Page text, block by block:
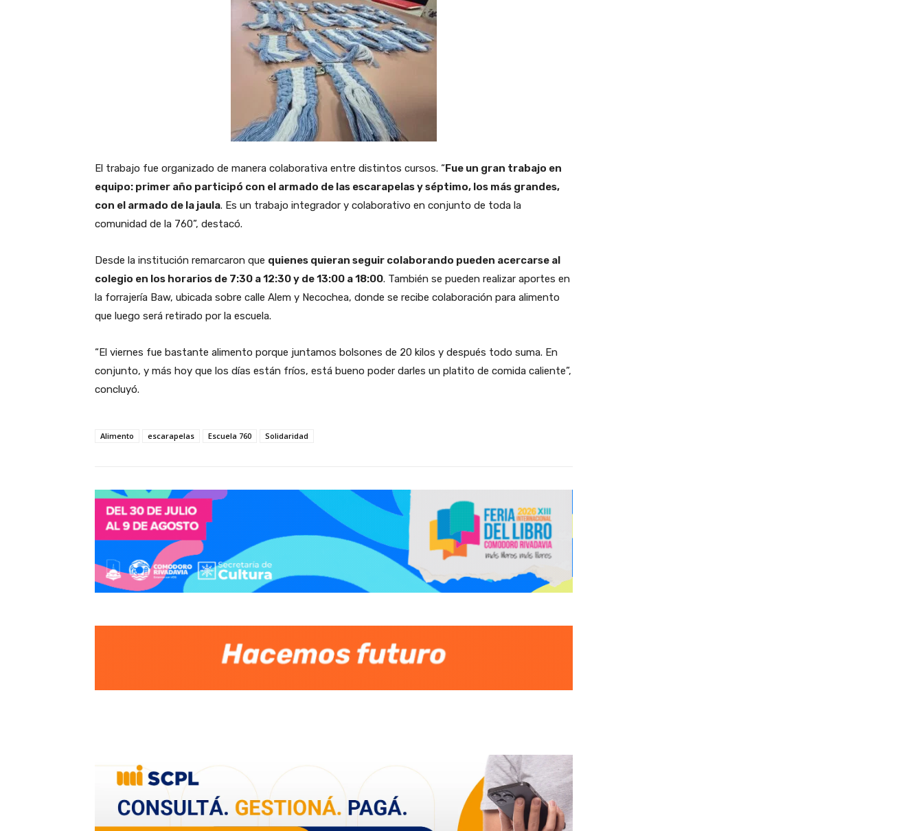
El trabajo fue organizado de manera colaborativa entre distintos cursos. “Fue un gran trabajo en
equipo: primer año participó con el armado de las escarapelas y séptimo, los más grandes,
con el armado de la jaula. Es un trabajo integrador y colaborativo en conjunto de toda la
comunidad de la 760”, destacó.
Desde la institución remarcaron que quienes quieran seguir colaborando pueden acercarse al
colegio en los horarios de 7:30 a 12:30 y de 13:00 a 18:00. También se pueden realizar aportes en
la forrajería Baw, ubicada sobre calle Alem y Necochea, donde se recibe colaboración para alimento
que luego será retirado por la escuela.
“El viernes fue bastante alimento porque juntamos bolsones de 20 kilos y después todo suma. En
conjunto, y más hoy que los días están fríos, está bueno poder darles un platito de comida caliente”,
concluyó.
Alimento escarapelas Escuela 760 Solidaridad